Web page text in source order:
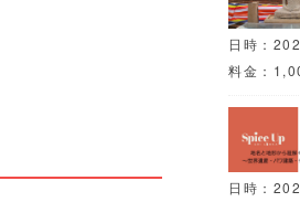
日時：
料金：
日時：